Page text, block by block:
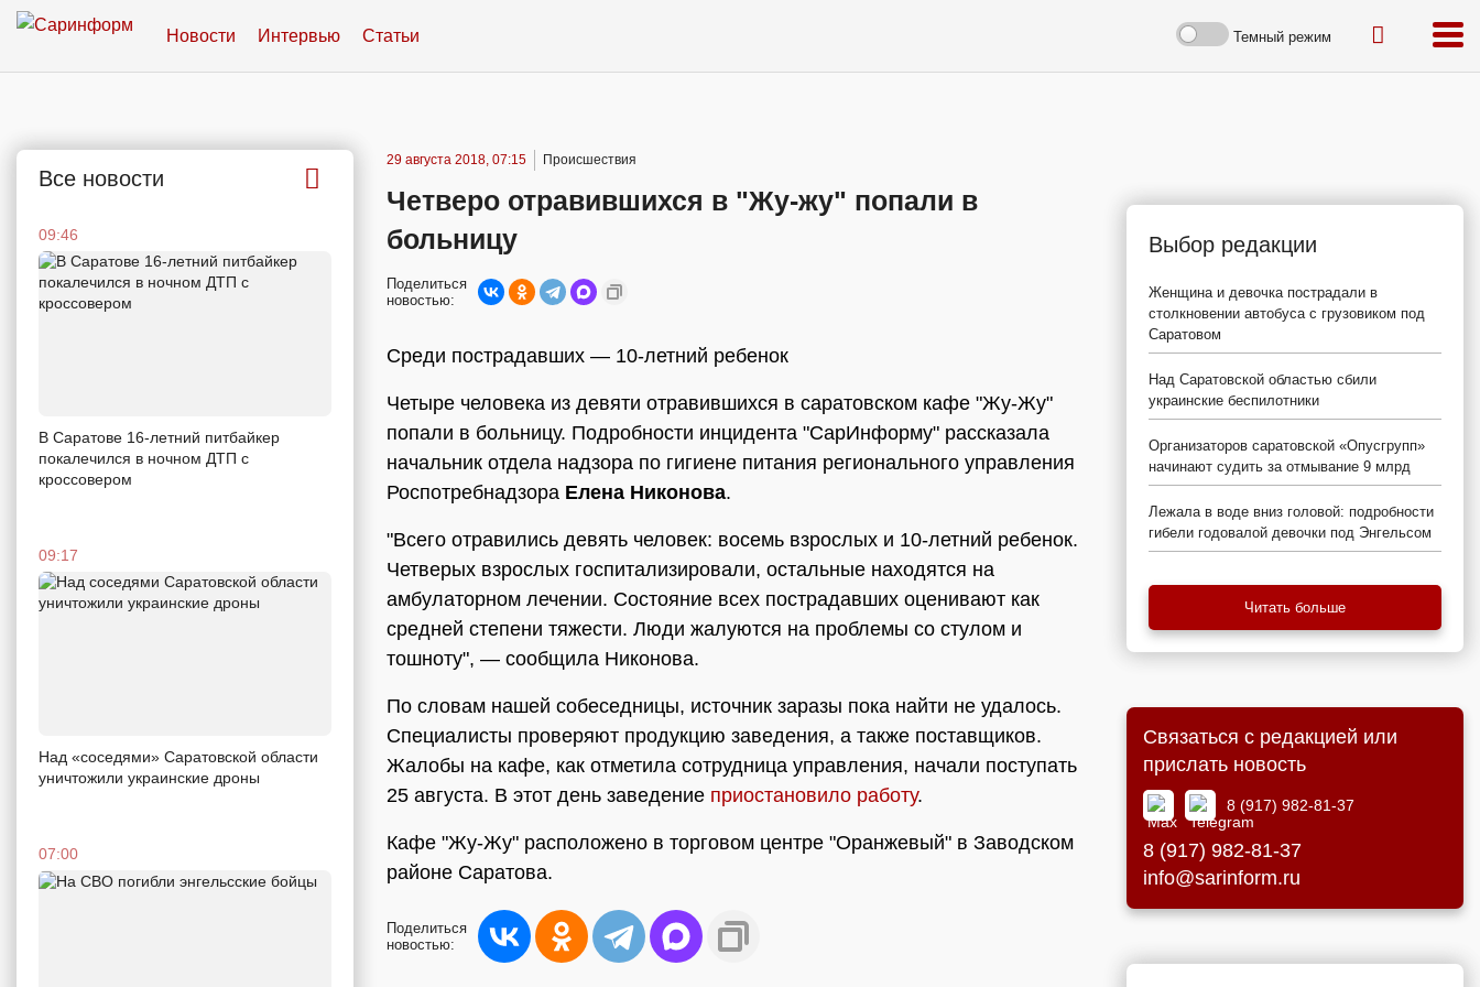
Новости Интервью Статьи Темный режим
Все новости
09:46
В Саратове 16-летний питбайкер
покалечился в ночном ДТП с
кроссовером
09:17
Над «соседями» Саратовской области
уничтожили украинские дроны
07:00
29 августа 2018, 07:15 Происшествия
Четверо отравившихся в "Жу-жу" попали в
больницу
Поделиться
новостью:
Среди пострадавших — 10-летний ребенок
Четыре человека из девяти отравившихся в саратовском кафе "Жу-Жу"
попали в больницу. Подробности инцидента "СарИнформу" рассказала
начальник отдела надзора по гигиене питания регионального управления
Роспотребнадзора Елена Никонова.
"Всего отравились девять человек: восемь взрослых и 10-летний ребенок.
Четверых взрослых госпитализировали, остальные находятся на
амбулаторном лечении. Состояние всех пострадавших оценивают как
средней степени тяжести. Люди жалуются на проблемы со стулом и
тошноту", — сообщила Никонова.
По словам нашей собеседницы, источник заразы пока найти не удалось.
Специалисты проверяют продукцию заведения, а также поставщиков.
Жалобы на кафе, как отметила сотрудница управления, начали поступать
25 августа. В этот день заведение приостановило работу.
Кафе "Жу-Жу" расположено в торговом центре "Оранжевый" в Заводском
районе Саратова.
Поделиться
новостью:
Выбор редакции
Женщина и девочка пострадали в
столкновении автобуса с грузовиком под
Саратовом
Над Саратовской областью сбили
украинские беспилотники
Организаторов саратовской «Опусгрупп»
начинают судить за отмывание 9 млрд
Лежала в воде вниз головой: подробности
гибели годовалой девочки под Энгельсом
Читать больше
Связаться с редакцией или
прислать новость
8 (917) 982-81-37
8 (917) 982-81-37
info@sarinform.ru